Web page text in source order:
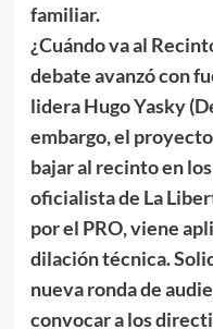
familiar.
¿Cuándo va al
debate avanzó con
lidera Hugo Yasky
embargo, el
bajar al recinto en
oficialista de La
por el PRO, viene
dilación técnica.
nueva ronda de
convocar a los